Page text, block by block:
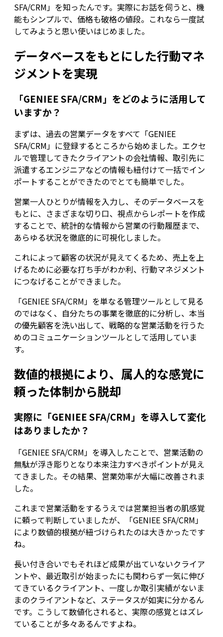
SFA/CRM」を知ったんです。実際にお話を伺うと、機
能もシンプルで、価格も破格の値段。これなら一度試
してみようと思い使いはじめました。
データベースをもとにした行動マネ
ジメントを実現
「GENIEE SFA/CRM」をどのように活用して
いますか？
まずは、過去の営業データをすべて「GENIEE
SFA/CRM」に登録するところから始めました。エクセ
ルで管理してきたクライアントの会社情報、取引先に
派遣するエンジニアなどの情報も紐付けて一括でイン
ポートすることができたのでとても簡単でした。
営業一人ひとりが情報を入力し、そのデータベースを
もとに、さまざまな切り口、視点からレポートを作成
することで、統計的な情報から営業の行動履歴まで、
あらゆる状況を徹底的に可視化しました。
これによって顧客の状況が見えてくるため、売上を上
げるために必要な打ち手がわか利、行動マネジメント
につなげることができました。
「GENIEE SFA/CRM」を単なる管理ツールとして見る
のではなく、自分たちの事業を徹底的に分析し、本当
の優先顧客を洗い出して、戦略的な営業活動を行うた
めのコミュニケーションツールとして活用していま
す。
数値的根拠により、属人的な感覚に
頼った体制から脱却
実際に「GENIEE SFA/CRM」を導入して変化
はありましたか？
「GENIEE SFA/CRM」を導入したことで、営業活動の
無駄が浮き彫りとなり本来注力すべきポイントが見え
てきました。その結果、営業効率が大幅に改善されま
した。
これまで営業活動をするうえでは営業担当者の肌感覚
に頼って判断していましたが、「GENIEE SFA/CRM」
により数値的根拠が紐づけられたのは大きかったです
ね。
長い付き合いでもそれほど成果が出ていないクライア
ントや、最近取引が始まったにも関わらず一気に伸び
てきているクライアント、一度しか取引実績がないま
まのクライアントなど、ステータスが如実に分かるん
です。こうして数値化されると、実際の感覚とはズレ
ていることが多々あるんですよね。